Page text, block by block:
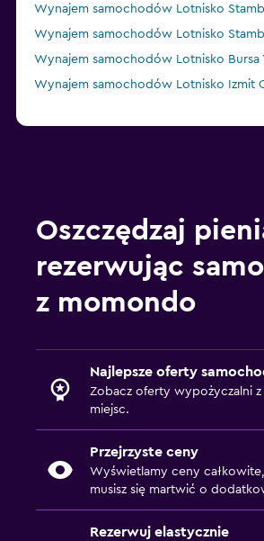
Wynajem samochodów Lotnisko
Wynajem samochodów Lotnisko
Wynajem samochodów Lotnisko Bursa
Wynajem samochodów Lotnisko Izmit
Oszczędzaj
rezerwując
z momondo
Najlepsze oferty
Zobacz oferty wypożyczalni
miejsc.
Przejrzyste ceny
Wyświetlamy ceny
musisz się martwić o
Rezerwuj elastycznie